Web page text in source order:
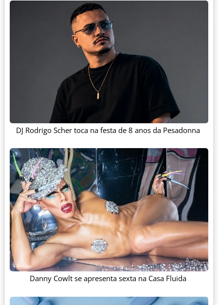
DJ Rodrigo Scher toca na festa de 8 anos da Pesadonna
Danny Cowlt se apresenta sexta na Casa Fluida